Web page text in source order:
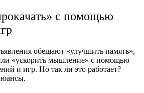
с помощью
обещают «улучшить память»,
«ускорить мышление» с помощью
и игр. Но так ли это работает?